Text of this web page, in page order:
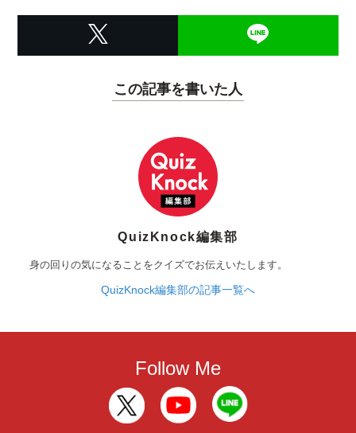
この記事を書いた人
QuizKnock編集部
身の回りの気になることをクイズでお伝えいたします。
QuizKnock編集部の記事一覧へ
Follow Me